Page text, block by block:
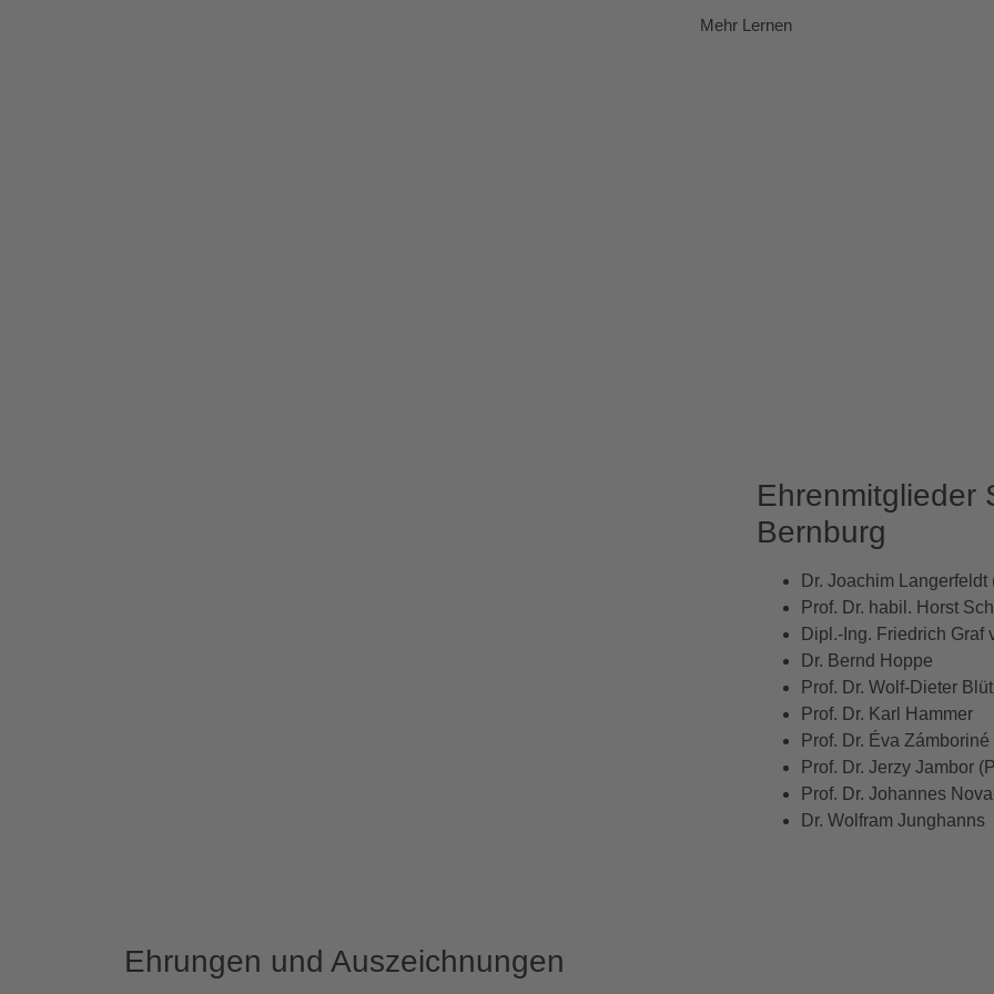
Mehr Lernen
Ehrenmitglieder
Bernburg
Dr. Joachim
Prof. Dr. habil. Horst
Dipl.-Ing. Friedrich Graf
Dr. Bernd Hoppe
Prof. Dr. Wolf-Dieter
Prof. Dr. Karl Hammer
Prof. Dr. Éva Zámboriné
Prof. Dr. Jerzy Jambor
Prof. Dr. Johannes
Dr. Wolfram Junghanns
Ehrungen und Auszeichnungen